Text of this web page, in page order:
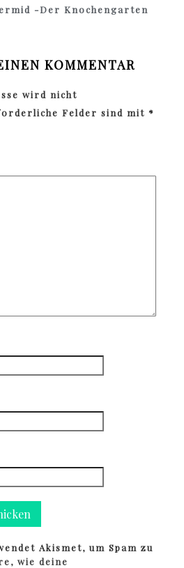
-Der Knochengarten
KOMMENTAR
wird nicht
Felder sind mit *
Akismet, um Spam zu
wie deine